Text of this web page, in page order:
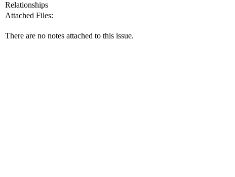
Relationships
Attached Files:
There are no notes attached to this issue.